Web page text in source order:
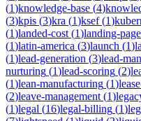
(1)knowledge-base (4)
(3)kpis (3)kra (1)ksef(1)
(1)landed-cost (1)landing-
(1)latin-america (3)launch (1)
(1)lead-generation (3)lead-
nurturing (1)lead-scoring (2)
(1)lean-manufacturing (1)
(2)leave-management (1)
(1)legal (16)legal-billing (1)